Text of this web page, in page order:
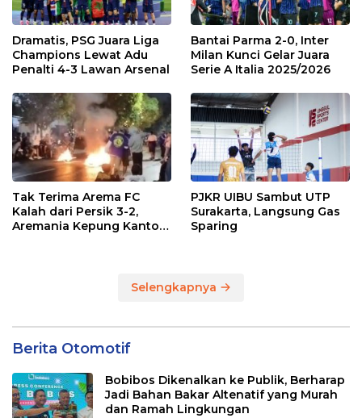
Dramatis, PSG Juara Liga
Champions Lewat Adu
Penalti 4-3 Lawan Arsenal
Bantai Parma 2-0, Inter
Milan Kunci Gelar Juara
Serie A Italia 2025/2026
Tak Terima Arema FC
Kalah dari Persik 3-2,
Aremania Kepung Kantor
PJKR UIBU Sambut UTP
Surakarta, Langsung Gas
Sparing
Selengkapnya
Berita Otomotif
Bobibos Dikenalkan ke Publik, Berharap
Jadi Bahan Bakar Altenatif yang Murah
dan Ramah Lingkungan